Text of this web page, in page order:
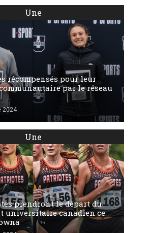
Une
récompensés pour leur
par le réseau
2024
Une
prendront le départ du
universitaire canadien ce